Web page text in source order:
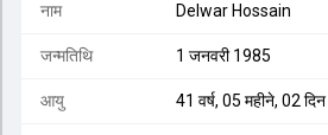
नाम Delwar Hossain
जन्मतिथि 1 जनवरी 1985
आयु 41 वर्ष, 05 महीने, 02 दिन